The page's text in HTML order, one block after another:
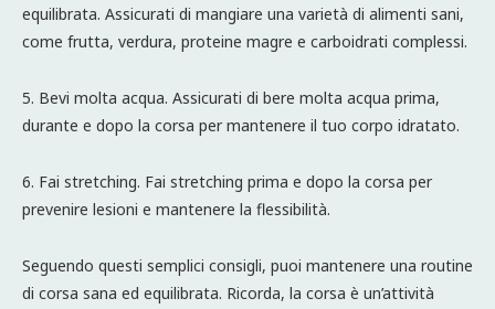
equilibrata. Assicurati di mangiare una varietà di alimenti sani,
come frutta, verdura, proteine magre e carboidrati complessi.
5. Bevi molta acqua. Assicurati di bere molta acqua prima,
durante e dopo la corsa per mantenere il tuo corpo idratato.
6. Fai stretching. Fai stretching prima e dopo la corsa per
prevenire lesioni e mantenere la flessibilità.
Seguendo questi semplici consigli, puoi mantenere una routine
di corsa sana ed equilibrata. Ricorda, la corsa è un’attività